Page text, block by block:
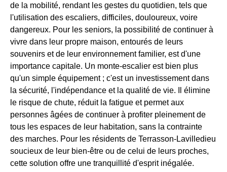
de la mobilité, rendant les gestes du quotidien, tels que
l'utilisation des escaliers, difficiles, douloureux, voire
dangereux. Pour les seniors, la possibilité de continuer à
vivre dans leur propre maison, entourés de leurs
souvenirs et de leur environnement familier, est d'une
importance capitale. Un monte-escalier est bien plus
qu'un simple équipement ; c'est un investissement dans
la sécurité, l'indépendance et la qualité de vie. Il élimine
le risque de chute, réduit la fatigue et permet aux
personnes âgées de continuer à profiter pleinement de
tous les espaces de leur habitation, sans la contrainte
des marches. Pour les résidents de Terrasson-Lavilledieu
soucieux de leur bien-être ou de celui de leurs proches,
cette solution offre une tranquillité d'esprit inégalée.